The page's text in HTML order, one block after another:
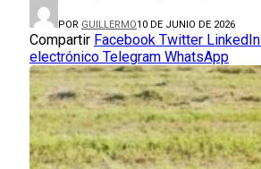
POR GUILLERMO10 DE JUNIO DE 2026
Compartir Facebook Twitter LinkedIn
electrónico Telegram WhatsApp